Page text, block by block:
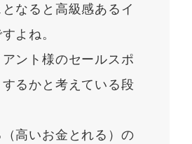
なると高級感あるイ
よね。
ント様のセールスポ
るかと考えている段
高いお金とれる）の